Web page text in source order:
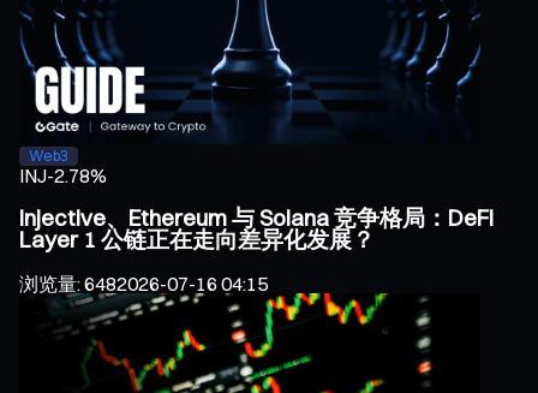
Web3
INJ-2.78%
Injective、Ethereum 与 Solana 竞争格局：DeFi
Layer 1 公链正在走向差异化发展？
浏览量:6482026-07-16 04:15